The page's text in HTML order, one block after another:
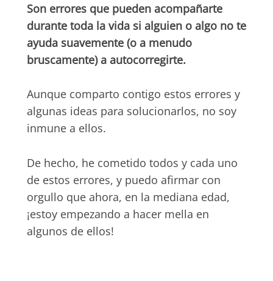
Son errores que pueden acompañarte
durante toda la vida si alguien o algo no te
ayuda suavemente (o a menudo
bruscamente) a autocorregirte.
Aunque comparto contigo estos errores y
algunas ideas para solucionarlos, no soy
inmune a ellos.
De hecho, he cometido todos y cada uno
de estos errores, y puedo afirmar con
orgullo que ahora, en la mediana edad,
¡estoy empezando a hacer mella en
algunos de ellos!